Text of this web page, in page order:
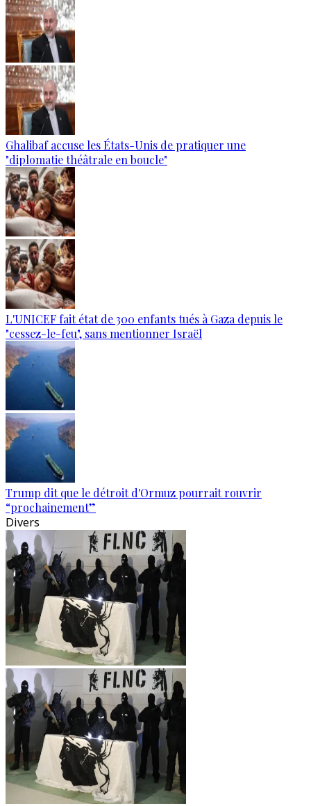
Ghalibaf accuse les États-Unis de pratiquer une
"diplomatie théâtrale en boucle"
L'UNICEF fait état de 300 enfants tués à Gaza depuis le
"cessez-le-feu", sans mentionner Israël
Trump dit que le détroit d'Ormuz pourrait rouvrir
“prochainement”
Divers